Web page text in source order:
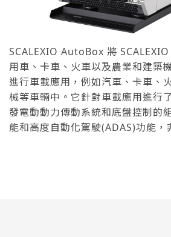
SCALEXIO AutoBox 將
用車、卡車、火車以及農業和建築
進行車載應用，例如汽車、卡車、
械等車輛中。它針對車載應用進行
發電動動力傳動系統和底盤控制的
能和高度自動化駕駛(ADAS)功能，